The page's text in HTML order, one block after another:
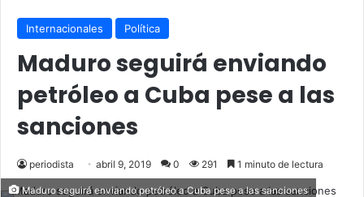
Internacionales Política
Maduro seguirá enviando
petróleo a Cuba pese a las
sanciones
periodista abril 9, 2019 0 291 1 minuto de lectura
Maduro seguirá enviando petróleo a Cuba pese a las sanciones